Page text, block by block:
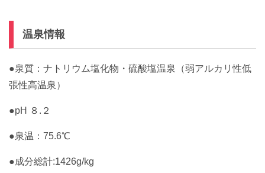
温泉情報
●泉質： ナトリウム塩化物・硫酸塩温泉（弱アルカリ性低
張性高温泉）
●pH ８.２
●泉温：75.6℃
●成分総計:1426g/kg